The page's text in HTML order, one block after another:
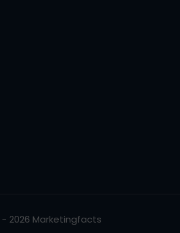
2026 Marketingfacts